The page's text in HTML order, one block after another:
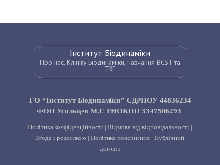
Інститут Біодинаміки
Про нас, Клініку Біодинаміки, навчання BCST та
TRE
ГО “Інститут Біодинаміки” ЄДРПОУ 44836234
ФОП Усольцев М.С РНОКПП 3347506293
Політика конфіденційності | Відмова від відповідальності |
Згода з розсилкою | Політика повернення | Публічний
договір